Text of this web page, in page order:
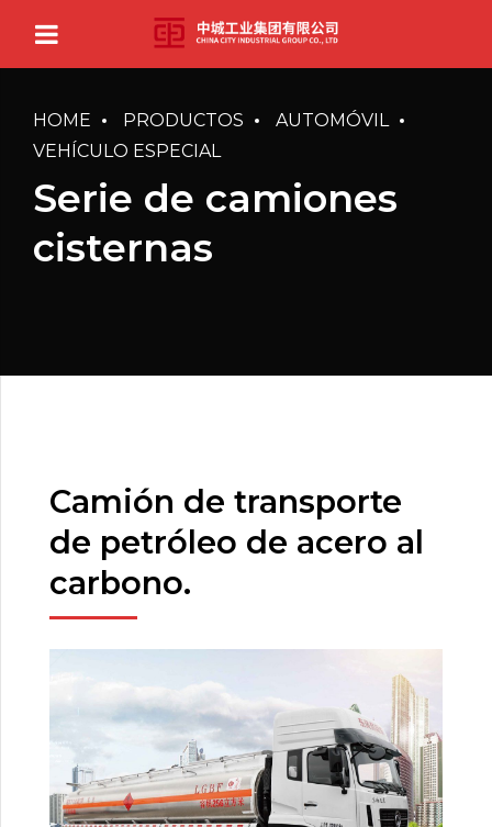
HOME PRODUCTOS
AUTOMÓVIL
VEHÍCULO ESPECIAL
Serie de camiones
cisternas
Camión de transporte
de petróleo de acero al
carbono.